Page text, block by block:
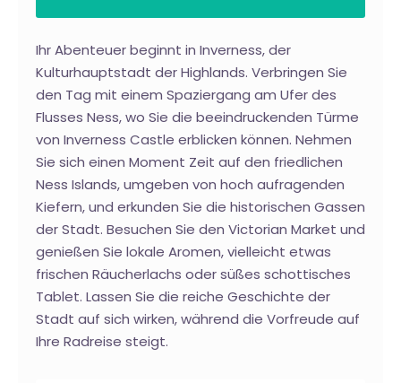
Ihr Abenteuer beginnt in Inverness, der
Kulturhauptstadt der Highlands. Verbringen Sie
den Tag mit einem Spaziergang am Ufer des
Flusses Ness, wo Sie die beeindruckenden Türme
von Inverness Castle erblicken können. Nehmen
Sie sich einen Moment Zeit auf den friedlichen
Ness Islands, umgeben von hoch aufragenden
Kiefern, und erkunden Sie die historischen Gassen
der Stadt. Besuchen Sie den Victorian Market und
genießen Sie lokale Aromen, vielleicht etwas
frischen Räucherlachs oder süßes schottisches
Tablet. Lassen Sie die reiche Geschichte der
Stadt auf sich wirken, während die Vorfreude auf
Ihre Radreise steigt.